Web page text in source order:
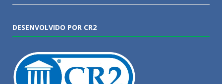
DESENVOLVIDO POR CR2